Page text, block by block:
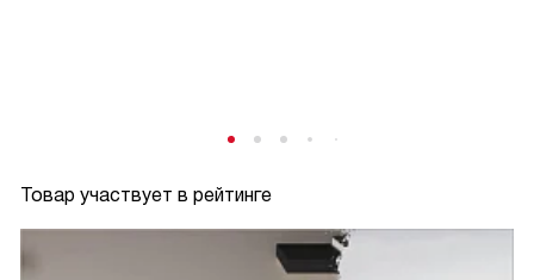
Товар участвует в рейтинге